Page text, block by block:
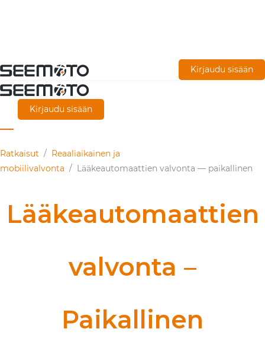
Siirry
pääsisältöön
Kirjaudu sisään
Kirjaudu sisään
Ratkaisut / Reaaliaikainen ja
mobiilivalvonta / Lääkeautomaattien valvonta — paikallinen
Lääkeautomaattien
valvonta –
Paikallinen